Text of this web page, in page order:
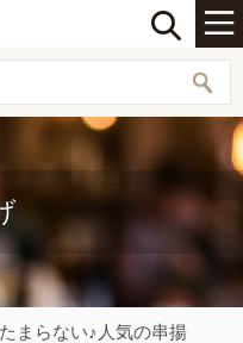
まらない♪人気の串揚